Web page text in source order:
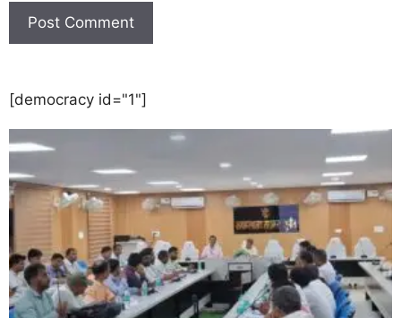
[democracy id="1"]